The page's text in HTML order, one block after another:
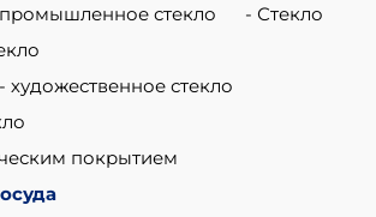
стекло
Стекло
стекло
покрытием